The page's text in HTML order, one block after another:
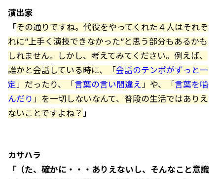
演出家
「その通りですね。代役をやってくれた４人はそれぞ
れに”上手く演技できなかった”と思う部分もあるかも
しれません。しかし、考えてみてください。例えば、
誰かと会話している時に、「 会話のテンポがずっと一
定」だったり、「 言葉の言い間違え」や、「 言葉を噛
んだり 」を一切しないなんて、普段の生活ではありえ
ないことですよね？ 」
カサハラ
「（た、確かに・・・ありえないし、そんなこと意識